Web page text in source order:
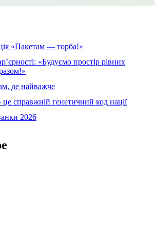
«Пакетам — торба!»
«Будуємо простір рівних
де найважче
справжній генетичний код нації
2026